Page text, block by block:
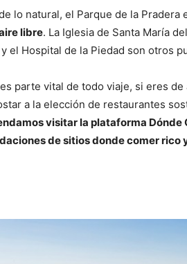
lo natural, el Parque de la
libre. La Iglesia de Santa María
el Hospital de la Piedad son otros
parte vital de todo viaje, si eres
a la elección de restaurantes
visitar la plataforma Dónde
de sitios donde comer rico